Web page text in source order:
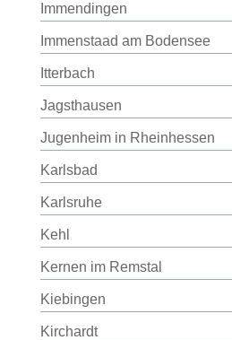
Immendingen
Immenstaad am Bodensee
Itterbach
Jagsthausen
Jugenheim in Rheinhessen
Karlsbad
Karlsruhe
Kehl
Kernen im Remstal
Kiebingen
Kirchardt